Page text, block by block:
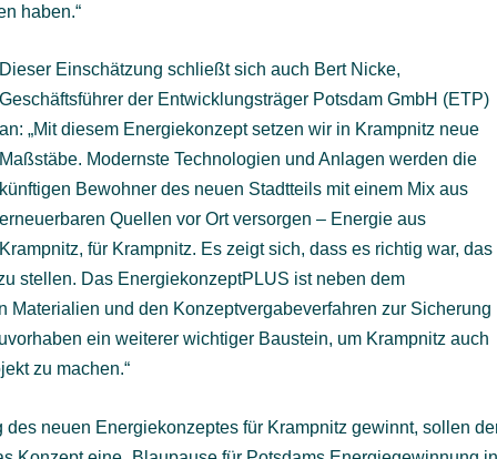
haben.“
Dieser Einschätzung schließt sich auch Bert Nicke,
Geschäftsführer der Entwicklungsträger Potsdam GmbH (ETP)
an: „Mit diesem Energiekonzept setzen wir in Krampnitz neue
Maßstäbe. Modernste Technologien und Anlagen werden die
künftigen Bewohner des neuen Stadtteils mit einem Mix aus
erneuerbaren Quellen vor Ort versorgen – Energie aus
Krampnitz, für Krampnitz. Es zeigt sich, dass es richtig war, das
stellen. Das EnergiekonzeptPLUS ist neben dem
Materialien und den Konzeptvergabeverfahren zur Sicherung
ein weiterer wichtiger Baustein, um Krampnitz auch
zu machen.“
neuen Energiekonzeptes für Krampnitz gewinnt, sollen